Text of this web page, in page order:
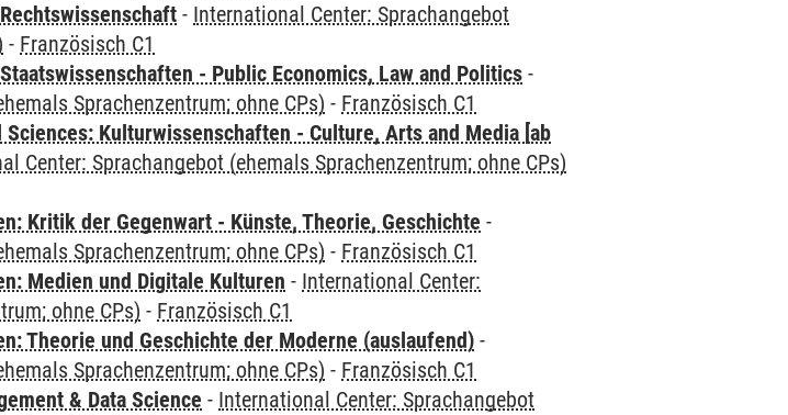
- International Center: Sprachangebot
- Französisch C1
- Public Economics, Law and Politics -
Sprachenzentrum; ohne CPs) - Französisch C1
Kulturwissenschaften - Culture, Arts and Media [ab
Center: Sprachangebot (ehemals Sprachenzentrum; ohne CPs)
Kritik der Gegenwart - Künste, Theorie, Geschichte -
Sprachenzentrum; ohne CPs) - Französisch C1
Medien und Digitale Kulturen - International Center:
ohne CPs) - Französisch C1
Theorie und Geschichte der Moderne (auslaufend) -
Sprachenzentrum; ohne CPs) - Französisch C1
& Data Science - International Center: Sprachangebot